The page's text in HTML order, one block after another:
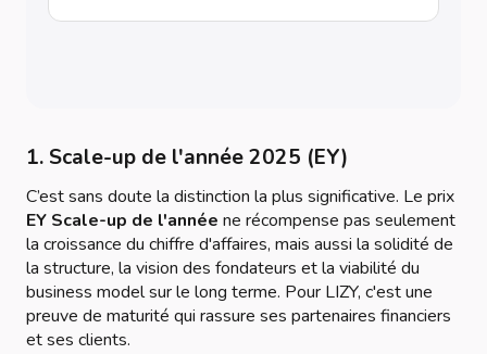
1. Scale-up de l'année 2025 (EY)
C’est sans doute la distinction la plus significative. Le prix
EY Scale-up de l'année ne récompense pas seulement
la croissance du chiffre d'affaires, mais aussi la solidité de
la structure, la vision des fondateurs et la viabilité du
business model sur le long terme. Pour LIZY, c'est une
preuve de maturité qui rassure ses partenaires financiers
et ses clients.